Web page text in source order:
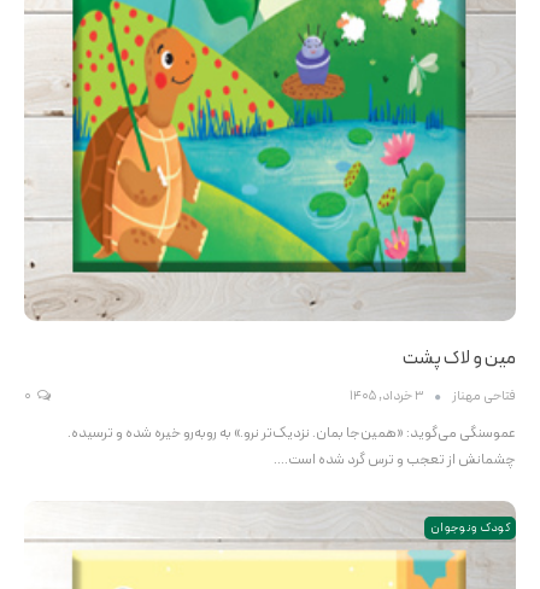
مین و لاک پشت
فتاحی مهناز 3 خرداد, 1405
عموسنگی می‌گوید: «همین‌جا بمان. نزدیک‌تر نرو.» به روبه‌رو خیره شده و ترسیده.
چشمانش از تعجب و ترس گرد شده است.…
کودک و نوجوان